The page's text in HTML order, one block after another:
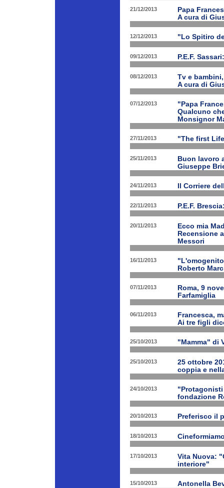
21/12/2013
Papa
A cura di
12/12/2013 "Lo Spitiro
09/12/2013 P.E.F.
08/12/2013
Tv e
A cura di
07/12/2013
"Papa
Qualcuno
Monsignor
27/11/2013 "The first
25/11/2013
Buon lavoro
Giuseppe
24/11/2013 Il Corriere
22/11/2013 P.E.F.
20/11/2013
Ecco mia
Recensione
Messori
16/11/2013
Roberto
07/11/2013
Roma, 9
Farfamiglia
06/11/2013
Francesca,
Ai tre figli
25/10/2013 "Mamma" di
25/10/2013
25 ottobre
coppia e
24/10/2013
fondazione
20/10/2013 Preferisco il
18/10/2013
17/10/2013
Vita Nuova:
interiore"
15/10/2013 Antonella